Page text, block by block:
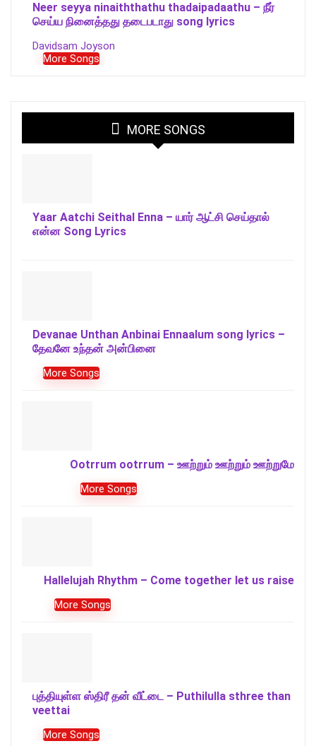
Neer seyya ninaiththathu thadaipadaathu – நீர்
செய்ய நினைத்தது தடைபடாது song lyrics
Davidsam Joyson
More Songs
MORE SONGS
Yaar Aatchi Seithal Enna – யார் ஆட்சி செய்தால்
என்ன Song Lyrics
Devanae Unthan Anbinai Ennaalum song lyrics –
தேவனே உந்தன் அன்பினை
More Songs
Ootrrum ootrrum – ஊற்றும் ஊற்றும் ஊற்றுமே
More Songs
Hallelujah Rhythm – Come together let us raise
More Songs
புத்தியுள்ள ஸ்திரீ தன் வீட்டை – Puthilulla sthree than
veettai
More Songs